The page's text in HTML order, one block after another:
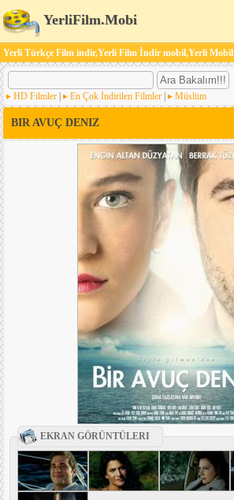
YerliFilm.Mobi
Yerli Türkçe Film indir,Yerli Film İndir mobil,Yerli Mobil
HD Filmler En Çok İndirilen Filmler Müslüm
BIR AVUÇ DENIZ
EKRAN GÖRÜNTÜLERI